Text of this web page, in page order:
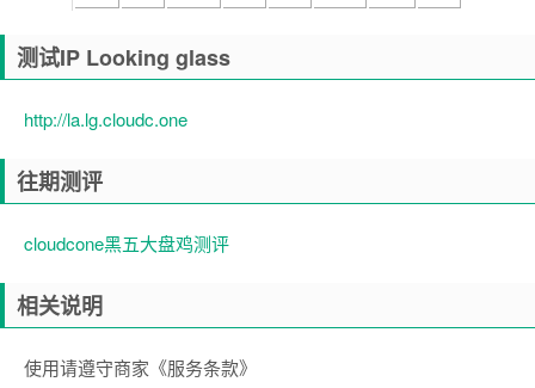
测试IP Looking glass
http://la.lg.cloudc.one
往期测评
cloudcone黑五大盘鸡测评
相关说明
使用请遵守商家《服务条款》